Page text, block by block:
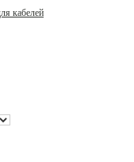
кабелей